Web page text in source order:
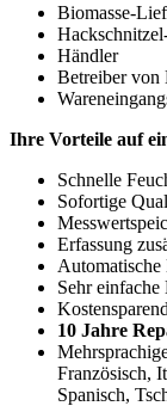
Biomasse-
Händler
Betreiber von
Ihre Vorteile auf
Schnelle
Sofortige
Erfassung
Sehr einfache
10 Jahre
Französisch,
Spanisch,